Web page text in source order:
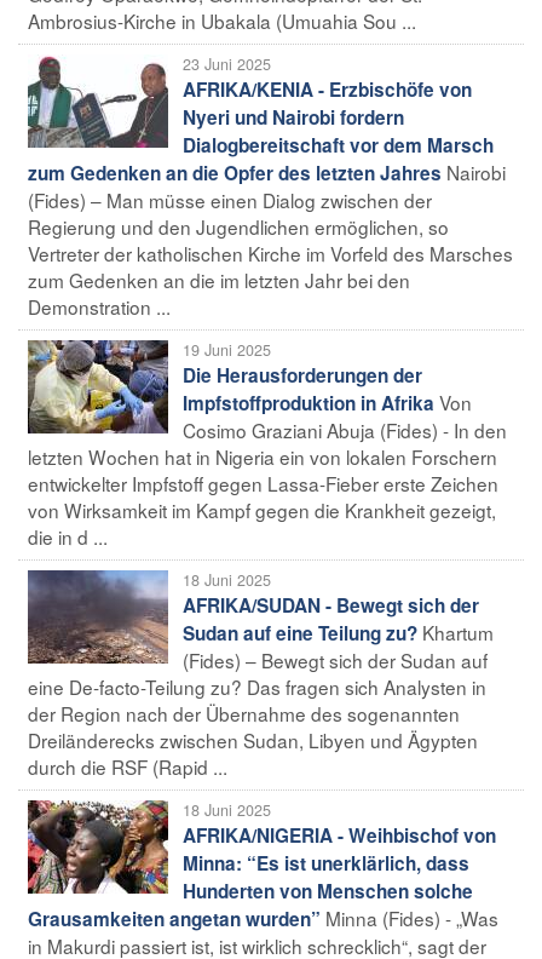
Ambrosius-Kirche in Ubakala (Umuahia Sou ...
23 Juni 2025
AFRIKA/KENIA - Erzbischöfe von
Nyeri und Nairobi fordern
Dialogbereitschaft vor dem Marsch
zum Gedenken an die Opfer des letzten Jahres Nairobi
(Fides) – Man müsse einen Dialog zwischen der
Regierung und den Jugendlichen ermöglichen, so
Vertreter der katholischen Kirche im Vorfeld des Marsches
zum Gedenken an die im letzten Jahr bei den
Demonstration ...
19 Juni 2025
Die Herausforderungen der
Impfstoffproduktion in Afrika Von
Cosimo Graziani Abuja (Fides) - In den
letzten Wochen hat in Nigeria ein von lokalen Forschern
entwickelter Impfstoff gegen Lassa-Fieber erste Zeichen
von Wirksamkeit im Kampf gegen die Krankheit gezeigt,
die in d ...
18 Juni 2025
AFRIKA/SUDAN - Bewegt sich der
Sudan auf eine Teilung zu? Khartum
(Fides) – Bewegt sich der Sudan auf
eine De-facto-Teilung zu? Das fragen sich Analysten in
der Region nach der Übernahme des sogenannten
Dreiländerecks zwischen Sudan, Libyen und Ägypten
durch die RSF (Rapid ...
18 Juni 2025
AFRIKA/NIGERIA - Weihbischof von
Minna: “Es ist unerklärlich, dass
Hunderten von Menschen solche
Grausamkeiten angetan wurden” Minna (Fides) - „Was
in Makurdi passiert ist, ist wirklich schrecklich“, sagt der